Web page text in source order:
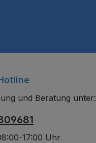
und Beratung unter:
17:00 Uhr